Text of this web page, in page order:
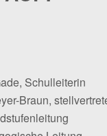
Schulleiterin
Braun,